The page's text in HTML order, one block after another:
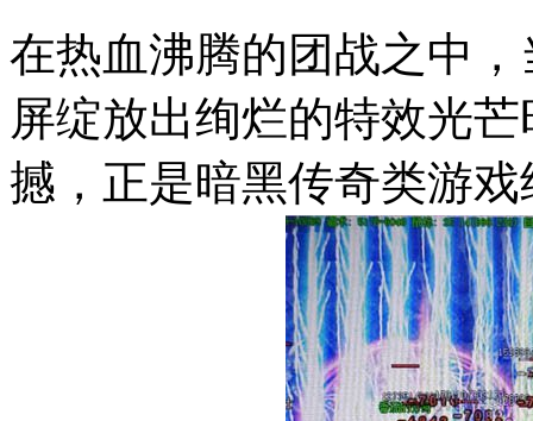
在热血沸腾的团战之中
屏绽放出绚烂的特效光
撼，正是暗黑传奇类游